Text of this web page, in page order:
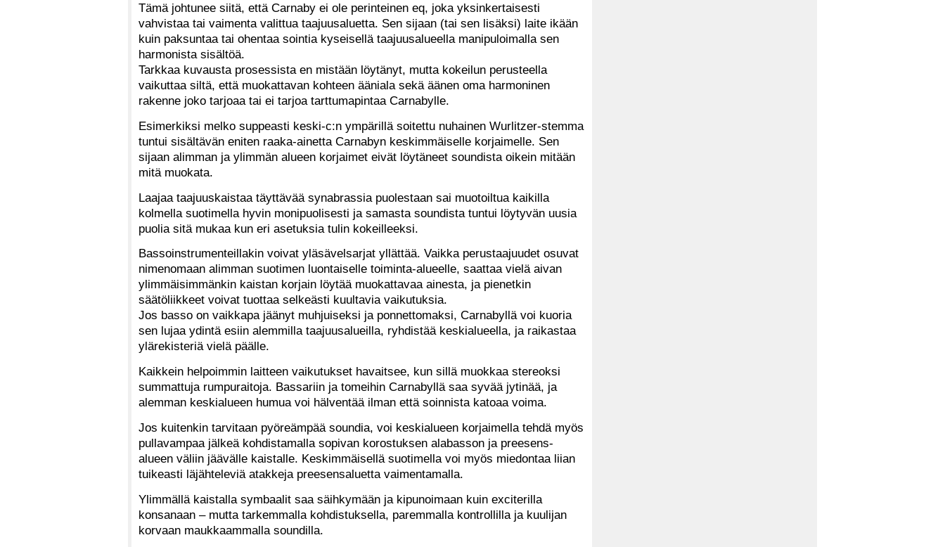
Tämä johtunee siitä, että Carnaby ei ole perinteinen eq, joka yksinkertaisesti
vahvistaa tai vaimenta valittua taajuusaluetta. Sen sijaan (tai sen lisäksi) laite ikään
kuin paksuntaa tai ohentaa sointia kyseisellä taajuusalueella manipuloimalla sen
harmonista sisältöä.
Tarkkaa kuvausta prosessista en mistään löytänyt, mutta kokeilun perusteella
vaikuttaa siltä, että muokattavan kohteen ääniala sekä äänen oma harmoninen
rakenne joko tarjoaa tai ei tarjoa tarttumapintaa Carnabylle.
Esimerkiksi melko suppeasti keski-c:n ympärillä soitettu nuhainen Wurlitzer-stemma
tuntui sisältävän eniten raaka-ainetta Carnabyn keskimmäiselle korjaimelle. Sen
sijaan alimman ja ylimmän alueen korjaimet eivät löytäneet soundista oikein mitään
mitä muokata.
Laajaa taajuuskaistaa täyttävää synabrassia puolestaan sai muotoiltua kaikilla
kolmella suotimella hyvin monipuolisesti ja samasta soundista tuntui löytyvän uusia
puolia sitä mukaa kun eri asetuksia tulin kokeilleeksi.
Bassoinstrumenteillakin voivat yläsävelsarjat yllättää. Vaikka perustaajuudet osuvat
nimenomaan alimman suotimen luontaiselle toiminta-alueelle, saattaa vielä aivan
ylimmäisimmänkin kaistan korjain löytää muokattavaa ainesta, ja pienetkin
säätöliikkeet voivat tuottaa selkeästi kuultavia vaikutuksia.
Jos basso on vaikkapa jäänyt muhjuiseksi ja ponnettomaksi, Carnabyllä voi kuoria
sen lujaa ydintä esiin alemmilla taajuusalueilla, ryhdistää keskialueella, ja raikastaa
ylärekisteriä vielä päälle.
Kaikkein helpoimmin laitteen vaikutukset havaitsee, kun sillä muokkaa stereoksi
summattuja rumpuraitoja. Bassariin ja tomeihin Carnabyllä saa syvää jytinää, ja
alemman keskialueen humua voi hälventää ilman että soinnista katoaa voima.
Jos kuitenkin tarvitaan pyöreämpää soundia, voi keskialueen korjaimella tehdä myös
pullavampaa jälkeä kohdistamalla sopivan korostuksen alabasson ja preesens-
alueen väliin jäävälle kaistalle. Keskimmäisellä suotimella voi myös miedontaa liian
tuikeasti läjähteleviä atakkeja preesensaluetta vaimentamalla.
Ylimmällä kaistalla symbaalit saa säihkymään ja kipunoimaan kuin exciterilla
konsanaan – mutta tarkemmalla kohdistuksella, paremmalla kontrollilla ja kuulijan
korvaan maukkaammalla soundilla.